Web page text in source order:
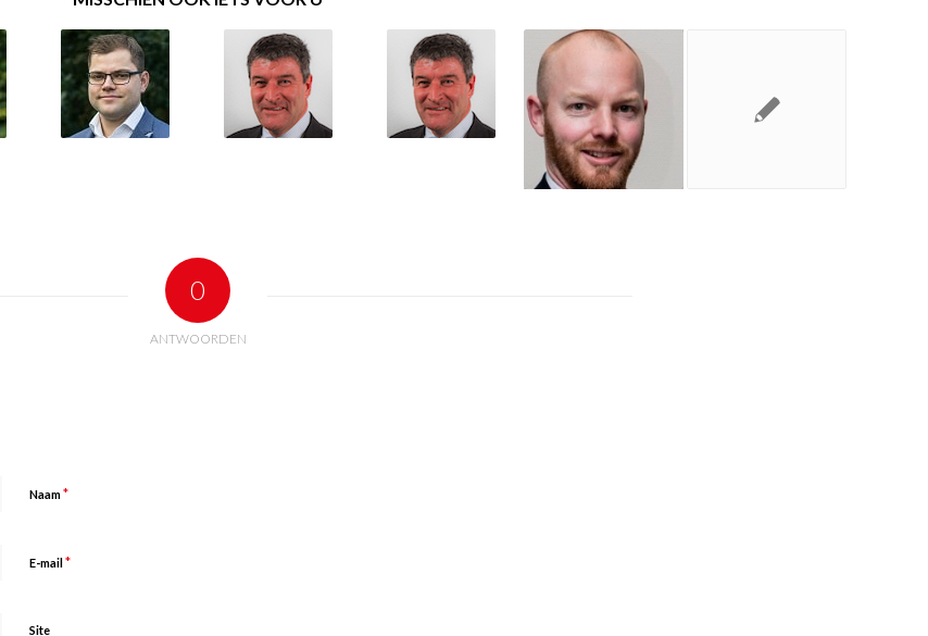
0
ANTWOORDEN
Naam*
E-mail *
Site